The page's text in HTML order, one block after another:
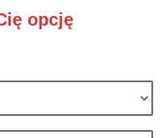
opcję